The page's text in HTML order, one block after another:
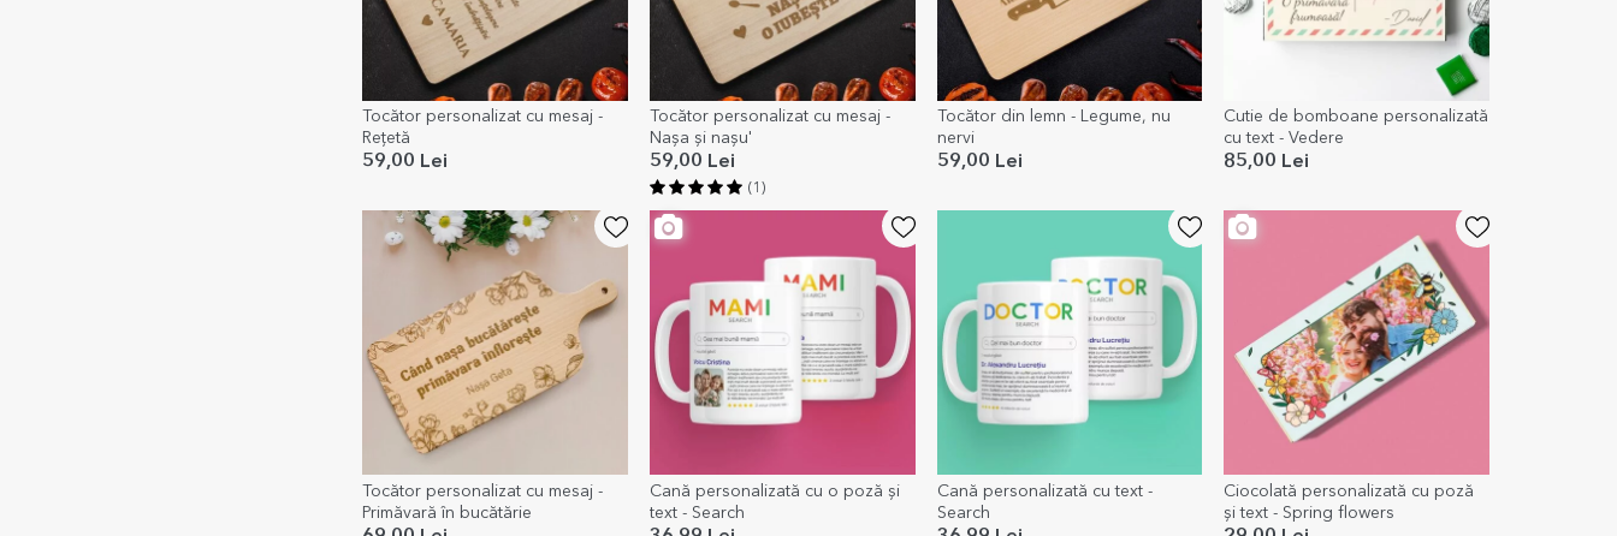
Tocător personalizat cu mesaj -
Rețetă
59,00 Lei
Tocător personalizat cu mesaj -
Nașa și nașu'
59,00 Lei
(1)
Tocător din lemn - Legume, nu
nervi
59,00 Lei
Cutie de bomboane personalizată
cu text - Vedere
85,00 Lei
Tocător personalizat cu mesaj -
Primăvară în bucătărie
Cană personalizată cu o poză și
text - Search
Cană personalizată cu text -
Search
Ciocolată personalizată cu poză
și text - Spring flowers